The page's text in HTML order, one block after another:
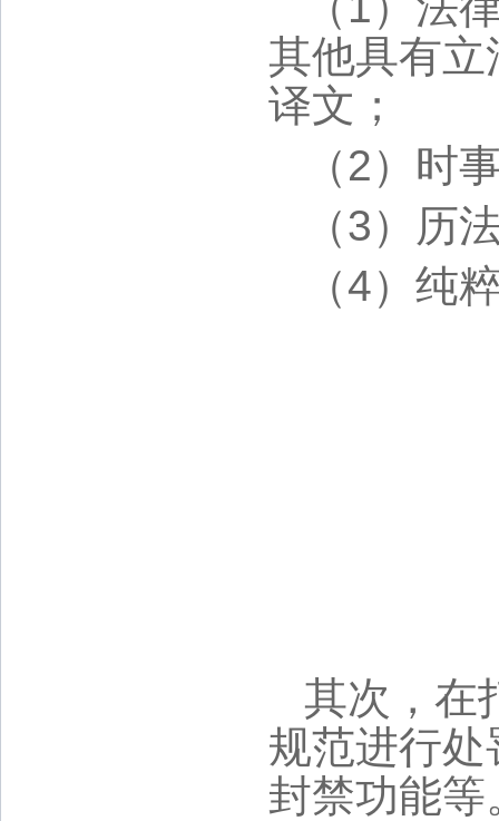
其他具有
译文；
（2）时
（3）历
（4）纯
其次，在
规范进行
封禁功能等